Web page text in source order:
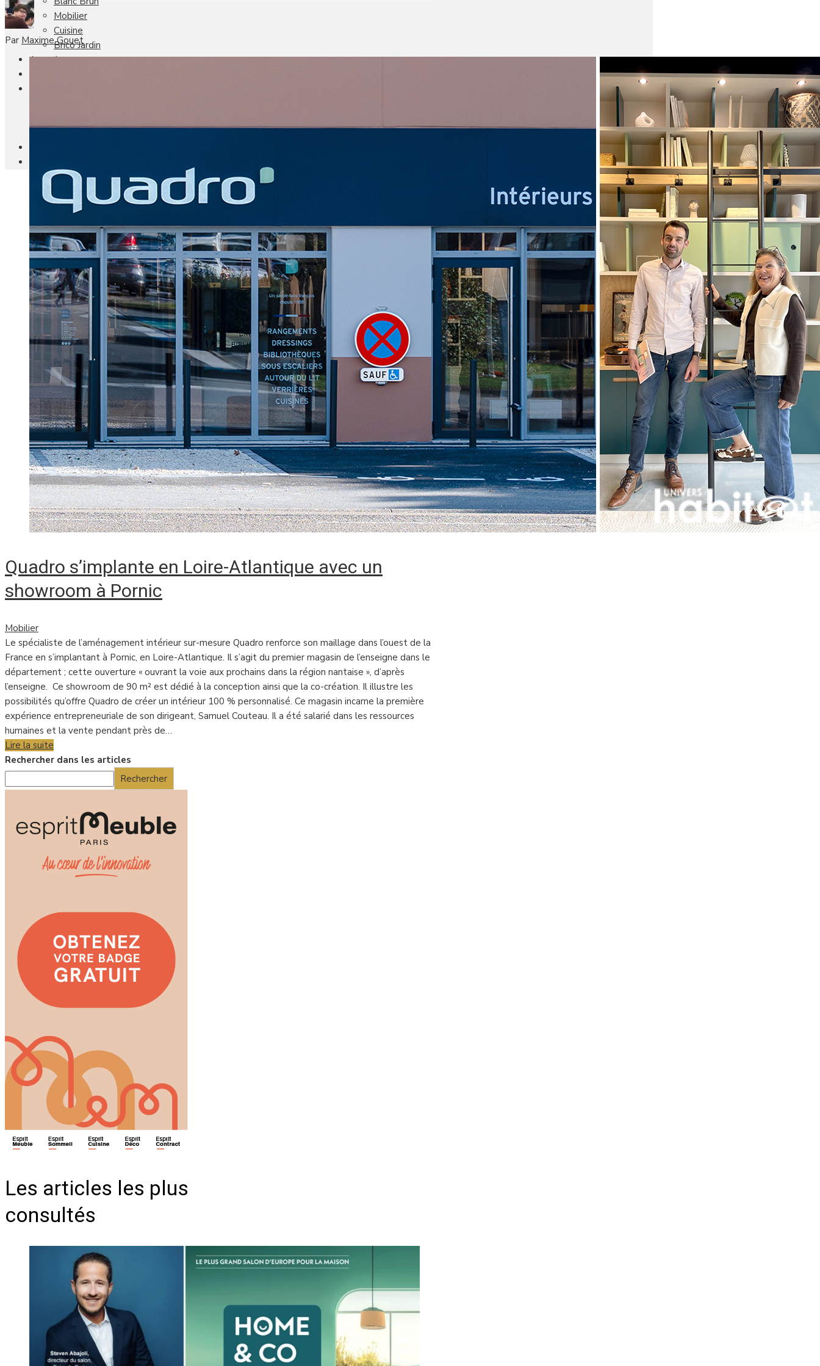
Mobilier
Cuisine
Brico Jardin
Agenda
Par Maxime Gouet
Quadro s’implante en Loire-Atlantique avec un
showroom à Pornic
Mobilier
Le spécialiste de l’aménagement intérieur sur-mesure Quadro renforce son maillage dans l’ouest de la
France en s’implantant à Pornic, en Loire-Atlantique. Il s’agit du premier magasin de l’enseigne dans le
département ; cette ouverture ‭« ouvrant la voie aux prochains dans la région nantaise », d’après
l’enseigne. Ce showroom de 90 m² est dédié à la conception ainsi que la co-création. Il illustre les
possibilités qu’offre Quadro de créer un intérieur 100 % personnalisé. Ce magasin incarne la première
expérience entrepreneuriale de son dirigeant, Samuel Couteau. Il a été salarié dans les ressources
humaines et la vente pendant près de…
Lire la suite
Rechercher dans les articles
Rechercher
Les articles les plus
consultés